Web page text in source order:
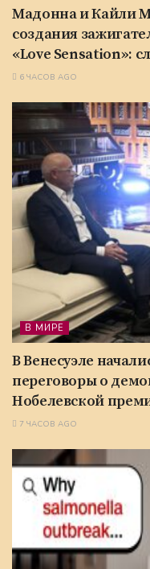
Мадонна и Кайли
создания
«Love Sensation»:
6 ЧАСОВ AGO
В МИРЕ
В Венесуэле
переговоры о
Нобелевской
7 ЧАСОВ AGO